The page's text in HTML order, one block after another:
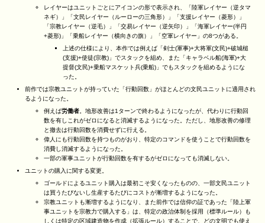
レイヤーはユニットごとにアイコンの形で表示され、「陸軍レイヤー（逆タマ
ネギ）」「文民レイヤー（ルーローの三角形）」「支援レイヤー（菱形）」
「宗教レイヤー（逆毛）」「交易レイヤー（逆矢印）」「海軍レイヤー(半円
+菱形)」「乗船レイヤー（横向きの旗）」「空軍レイヤー」の8つがある。
上述の仕様により、本作では例えば「剣士(軍事)+大将軍(文民)+破城槌
(支援)+使徒(宗教)」でスタックを組め、また「キャラベル船(海軍)+大
提督(文民)+乗船マスケット兵(乗船)」でもスタックを組めるようにな
った。
前作では宗教ユニットが持っていた「行動回数」がほとんどの文民ユニットに適用され
るようになった。
例えば労働者 。地形改善は1ターンで終わるようになったが、代わりに行動回
数を有しこれがゼロになると消滅するようになった。ただし、地形改善の修理
と撤去は行動回数を消費せずに行える。
偉人にも行動回数を持つものがおり、特定のコマンドを使うことで行動回数を
消費し消滅するようになった。
一部の軍事ユニットが行動回数を有するがゼロになっても消滅しない。
ユニットの購入に関する変更。
ゴールドによるユニット購入は最初こそ安くなったものの、一部文民ユニット
は買うたびないし生産するたびにコストが漸増するようになった。
宗教ユニットも漸増するようになり、また前作では信仰の証であった「陸上軍
事ユニットを宗教力で購入する」は、特定の政治体制を採用（標準ルール）も
しくは特定の区域建造物を作成（拡張ルール）することで、どの文明でも使え